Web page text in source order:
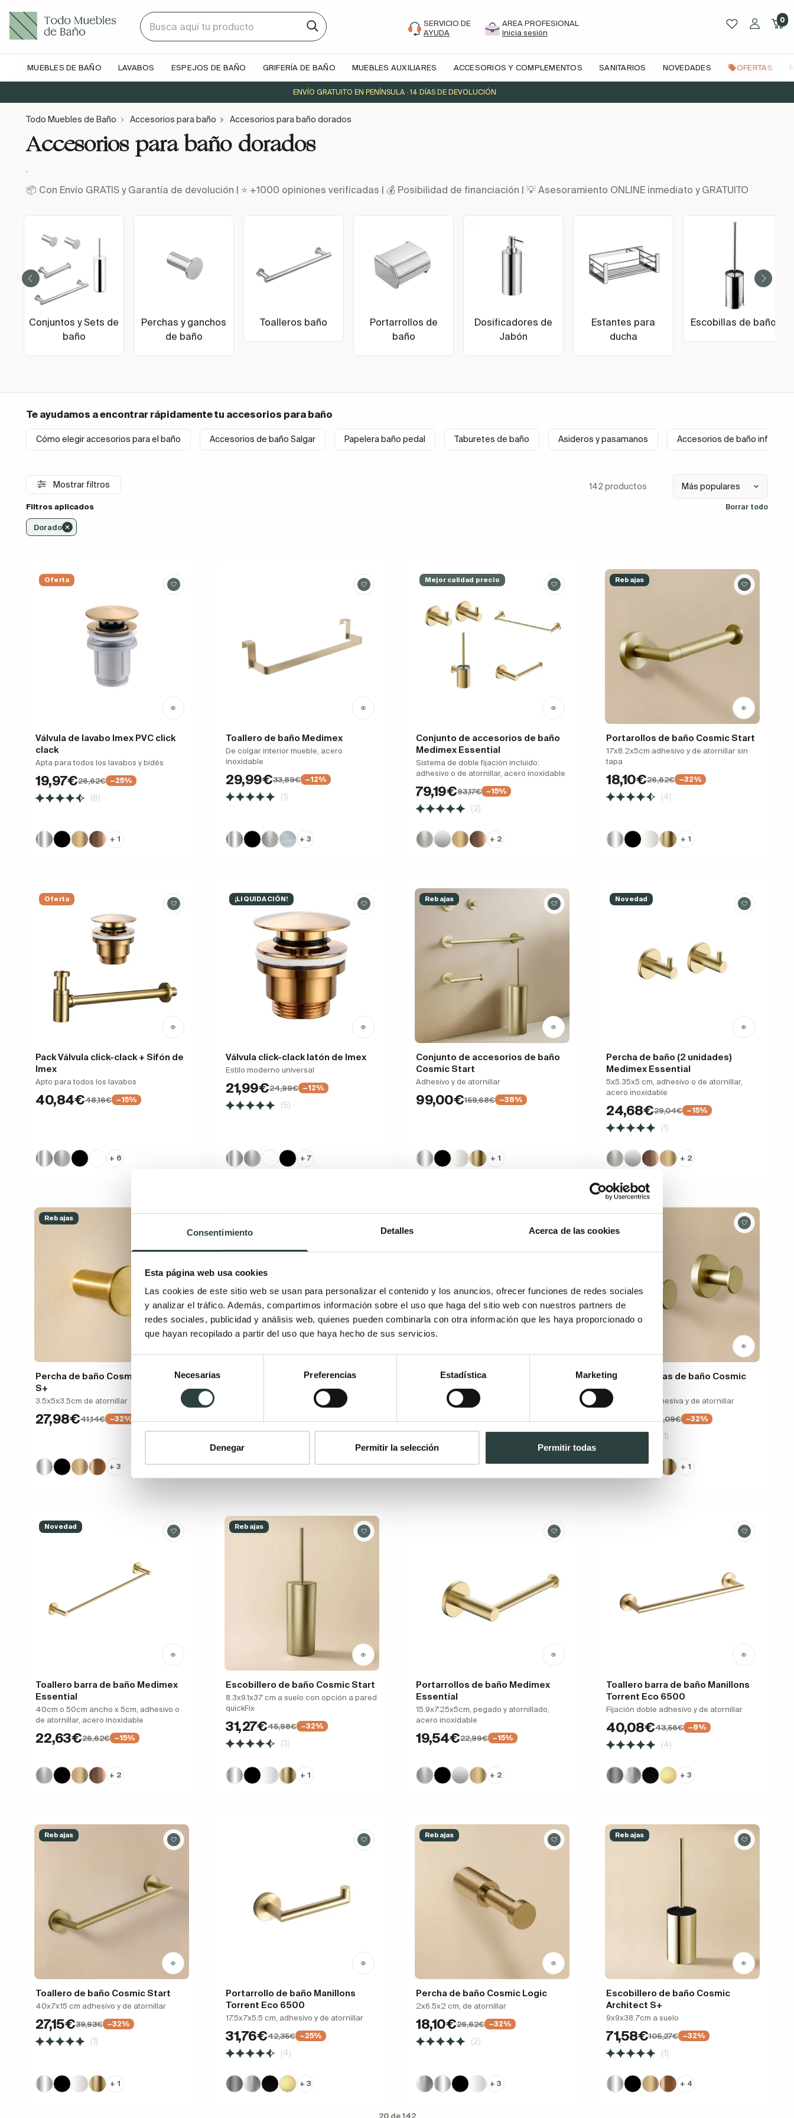
Consentimiento Detalles Acerca de las cookies
Esta página web usa cookies
Las cookies de este sitio web se usan para personalizar el contenido y los anuncios, ofrecer funciones de redes sociales
y analizar el tráfico. Además, compartimos información sobre el uso que haga del sitio web con nuestros partners de
redes sociales, publicidad y análisis web, quienes pueden combinarla con otra información que les haya proporcionado o
que hayan recopilado a partir del uso que haya hecho de sus servicios.
Selección
de
consentimiento
Necesarias Preferencias Estadística Marketing
Denegar Permitir la selección Permitir todas
SERVICIO DE
AYUDA
AREA PROFESIONAL
Inicia sesión
0
MUEBLES DE BAÑO LAVABOS ESPEJOS DE BAÑO GRIFERÍA DE BAÑO MUEBLES AUXILIARES ACCESORIOS Y COMPLEMENTOS SANITARIOS NOVEDADES OFERTAS
ENVÍO GRATUITO EN PENÍNSULA · 14 DÍAS DE DEVOLUCIÓN
Todo Muebles de Baño Accesorios para baño Accesorios para baño dorados
Accesorios para baño dorados
.
📦 Con Envío GRATIS y Garantía de devolución | ⭐ +1000 opiniones verificadas | 💰 Posibilidad de financiación | 💡 Asesoramiento ONLINE inmediato y GRATUITO
Conjuntos y Sets de
baño
Perchas y ganchos
de baño
Toalleros baño
Portarrollos de
baño
Dosificadores de
Jabón
Estantes para
ducha
Escobillas de baño
Te ayudamos a encontrar rápidamente tu accesorios para baño
Cómo elegir accesorios para el baño Accesorios de baño Salgar Papelera baño pedal Taburetes de baño Asideros y pasamanos Accesorios de baño infantiles
Mostrar filtros 142 productos
Filtros aplicados Borrar todo
Dorado
Oferta
Válvula de lavabo Imex PVC click
clack
Apta para todos los lavabos y bidés
19,97€26,62€ −25%
(6)
+ 1
Toallero de baño Medimex
De colgar interior mueble, acero
inoxidable
29,99€33,89€ −12%
(1)
+ 3
Mejor calidad precio
Conjunto de accesorios de baño
Medimex Essential
Sistema de doble fijación incluido:
adhesivo o de atornillar, acero inoxidable
79,19€93,17€ −15%
(2)
+ 2
Rebajas
Portarollos de baño Cosmic Start
17x8.2x5cm adhesivo y de atornillar sin
tapa
18,10€26,62€ −32%
(4)
+ 1
Oferta
Pack Válvula click-clack + Sifón de
Imex
Apto para todos los lavabos
40,84€48,16€ −15%
+ 6
¡LIQUIDACIÓN!
Válvula click-clack latón de Imex
Estilo moderno universal
21,99€24,99€ −12%
(5)
+ 7
Rebajas
Conjunto de accesorios de baño
Cosmic Start
Adhesivo y de atornillar
99,00€159,68€ −38%
+ 1
Novedad
Percha de baño (2 unidades)
Medimex Essential
5x5.35x5 cm, adhesivo o de atornillar,
acero inoxidable
24,68€29,04€ −15%
(1)
+ 2
Rebajas
Percha de baño Cosmic Architect
S+
3.5x5x3.5cm de atornillar
27,98€41,14€ −32%
+ 3
Toallero de baño Cosmic
40x5.5x5.5cm de atornillar
54,30€
+ 3
Percha de baño (2 unidades)
Medimex Time
2.4x5x4.7 cm, doble sistema de fijación
37,03€43,56€
+ 2
Pack 2 Perchas de baño Cosmic
Start
5x4.4x5cm adhesiva y de atornillar
23,86€ 35,09€ −32%
(1)
+ 1
Novedad
Toallero barra de baño Medimex
Essential
40cm o 50cm ancho x 5cm, adhesivo o
de atornillar, acero inoxidable
22,63€26,62€ −15%
+ 2
Rebajas
Escobillero de baño Cosmic Start
8.3x9.1x37 cm a suelo con opción a pared
quickFix
31,27€45,98€ −32%
(3)
+ 1
Portarrollos de baño Medimex
Essential
15.9x7.25x5cm, pegado y atornillado,
acero inoxidable
19,54€22,99€ −15%
+ 2
Toallero barra de baño Manillons
Torrent Eco 6500
Fijación doble adhesivo y de atornillar
40,08€43,56€ −8%
(4)
+ 3
Rebajas
Toallero de baño Cosmic Start
40x7x15 cm adhesivo y de atornillar
27,15€39,93€ −32%
(1)
+ 1
Portarrollo de baño Manillons
Torrent Eco 6500
17.5x7x5.5 cm, adhesivo y de atornillar
31,76€42,35€ −25%
(4)
+ 3
Rebajas
Percha de baño Cosmic Logic
2x6.5x2 cm, de atornillar
18,10€26,62€ −32%
(2)
+ 3
Rebajas
Escobillero de baño Cosmic
Architect S+
9x9x38.7cm a suelo
71,58€105,27€ −32%
(1)
+ 4
20 de 142